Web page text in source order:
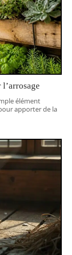
élément
apporter de la